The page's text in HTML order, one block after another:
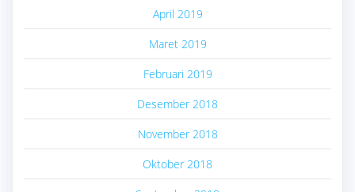
April 2019
Maret 2019
Februari 2019
Desember 2018
November 2018
Oktober 2018